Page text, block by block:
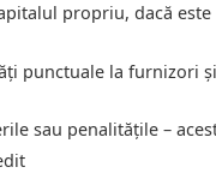
propriu, dacă
punctuale la furnizori
sau penalitățile –